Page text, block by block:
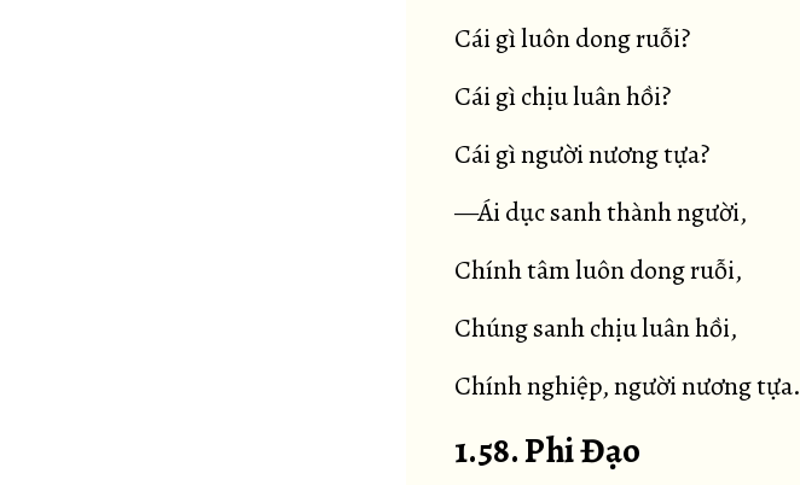
Cái gì luôn dong ruỗi?
Cái gì chịu luân hồi?
Cái gì người nương tựa?
—Ái dục sanh thành người,
Chính tâm luôn dong ruỗi,
Chúng sanh chịu luân hồi,
Chính nghiệp, người nương tựa.
1.58. Phi Đạo